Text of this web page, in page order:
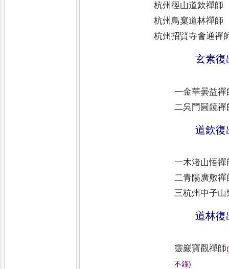
杭州徑山道欽禪師
杭州鳥窠道林禪師
杭州招賢寺會通禪
玄素復
一金華曇益禪
二吳門圓鏡禪
道欽復
一木渚山悟禪
二青陽廣敷禪
三杭州中子山
道林復
靈巖寶觀禪師(
不錄)